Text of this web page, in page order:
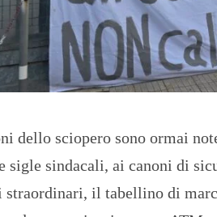
dello sciopero sono ormai
sigle sindacali, ai canoni di
straordinari, il tabellino di